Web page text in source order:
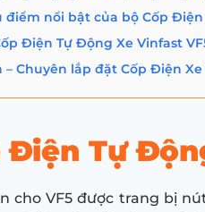
điểm nổi bật của bộ Cốp Điện
Điện Tự Động Xe Vinfast
– Chuyên lắp đặt Cốp Điện
Điện Tự
cho VF5 được trang bị